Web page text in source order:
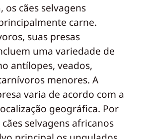
os cães selvagens
carne.
suas presas
uma variedade de
antílopes, veados,
menores. A
varia de acordo com a
geográfica. Por
selvagens africanos